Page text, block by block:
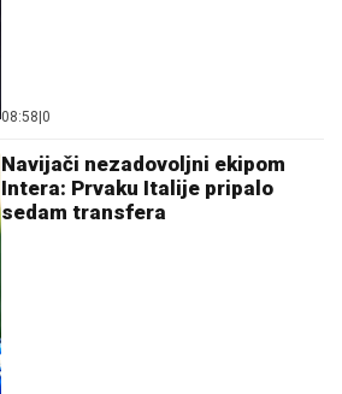
08:58 0
Navijači nezadovoljni ekipom
Intera: Prvaku Italije pripalo
sedam transfera